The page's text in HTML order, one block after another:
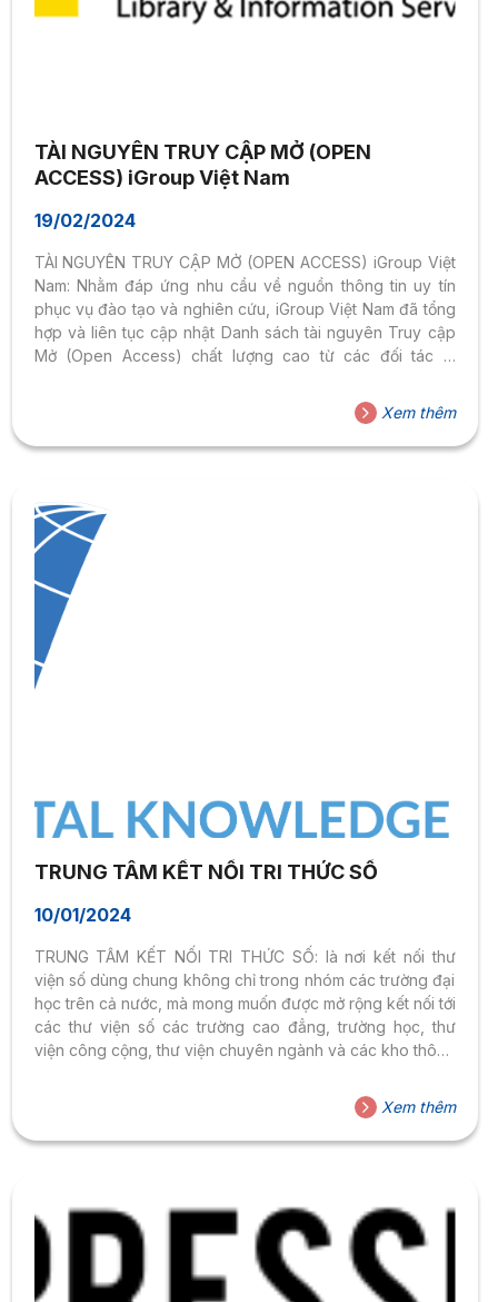
TÀI NGUYÊN TRUY CẬP MỞ (OPEN
ACCESS) iGroup Việt Nam
19/02/2024
TÀI NGUYÊN TRUY CẬP MỞ (OPEN ACCESS) iGroup Việt
Nam: Nhằm đáp ứng nhu cầu về nguồn thông tin uy tín
phục vụ đào tạo và nghiên cứu, iGroup Việt Nam đã tổng
hợp và liên tục cập nhật Danh sách tài nguyên Truy cập
Mở (Open Access) chất lượng cao từ các đối tác là
iGroup Việt Nam cũng luôn sẵn sàng đáp ứng yêu cầu
của các đọc giả về nguồn tài liệu ngoại văn cũng như các
dịch vụ liên quan tới nghiên cứu và xuất...
Xem thêm
TRUNG TÂM KẾT NỐI TRI THỨC SỐ
10/01/2024
TRUNG TÂM KẾT NỐI TRI THỨC SỐ: là nơi kết nối thư
viện số dùng chung không chỉ trong nhóm các trường đại
học trên cả nước, mà mong muốn được mở rộng kết nối tới
các thư viện số các trường cao đẳng, trường học, thư
viện công cộng, thư viện chuyên ngành và các kho thông
Xem thêm